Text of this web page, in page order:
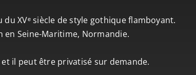
du XVᵉ siècle de style gothique flamboyant.
en Seine-Maritime, Normandie.
il peut être privatisé sur demande.